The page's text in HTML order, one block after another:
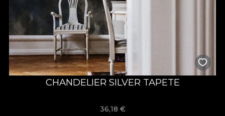
CHANDELIER SILVER TAPETE
36,18 €